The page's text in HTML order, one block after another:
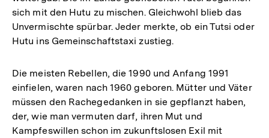
sich mit den Hutu zu mischen. Gleichwohl blieb das
Unvermischte spürbar. Jeder merkte, ob ein Tutsi oder
Hutu ins Gemeinschaftstaxi zustieg.
Die meisten Rebellen, die 1990 und Anfang 1991
einfielen, waren nach 1960 geboren. Mütter und Väter
müssen den Rachegedanken in sie gepflanzt haben,
der, wie man vermuten darf, ihren Mut und
Kampfeswillen schon im zukunftslosen Exil mit